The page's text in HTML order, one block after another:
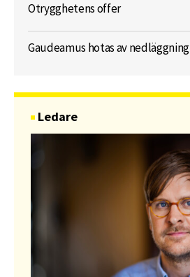
Otrygghetens offer
Gaudeamus hotas av nedläggning
Ledare